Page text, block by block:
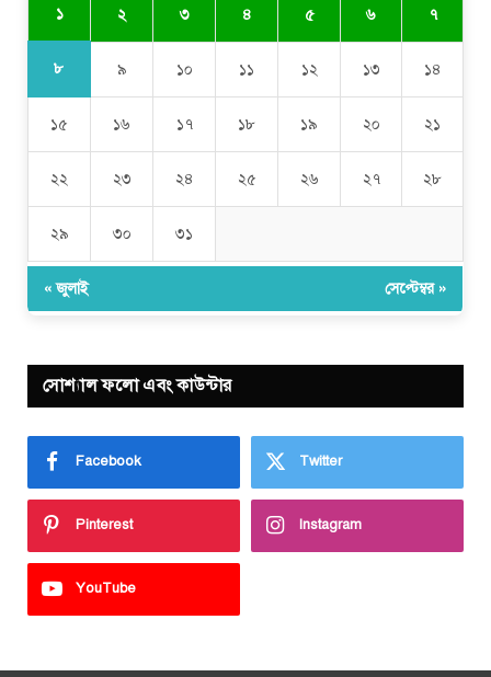
১ ২ ৩ ৪ ৫ ৬ ৭
৮ ৯ ১০ ১১ ১২ ১৩ ১৪
১৫ ১৬ ১৭ ১৮ ১৯ ২০ ২১
২২ ২৩ ২৪ ২৫ ২৬ ২৭ ২৮
২৯ ৩০ ৩১
« জুলাই সেপ্টেম্বর »
সোশ্যাল ফলো এবং কাউন্টার
Facebook Twitter
Pinterest Instagram
YouTube